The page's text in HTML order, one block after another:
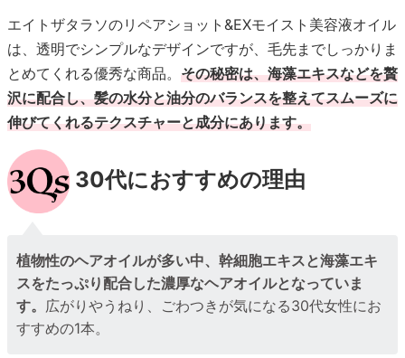
エイトザタラソのリペアショット&EXモイスト美容液オイル
は、透明でシンプルなデザインですが、毛先までしっかりま
とめてくれる優秀な商品。 その秘密は、海藻エキスなどを贅
沢に配合し、髪の水分と油分のバランスを整えてスムーズに
伸びてくれるテクスチャーと成分にあります。
30代におすすめの理由
植物性のヘアオイルが多い中、幹細胞エキスと海藻エキ
スをたっぷり配合した濃厚なヘアオイルとなっていま
す。 広がりやうねり、ごわつきが気になる30代女性にお
すすめの1本。